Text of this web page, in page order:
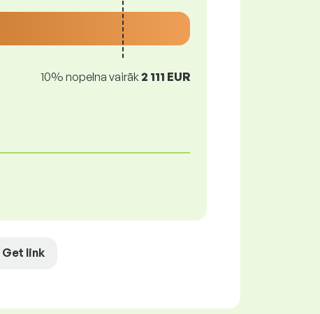
10% nopelna vairāk2 111 EUR
Get link